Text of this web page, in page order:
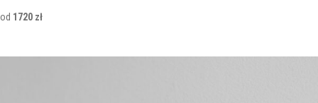
od 1720 zł